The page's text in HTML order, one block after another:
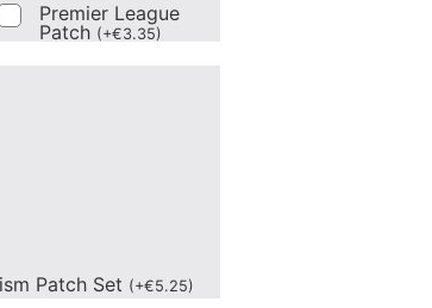
Premier League
Patch (+€3.35)
Patch Set (+€5.25)